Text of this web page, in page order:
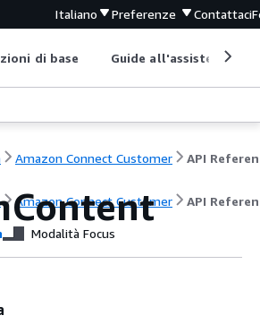
Italiano Preferenze Contattaci
di base Guide all'assistenza
Amazon Connect Customer API
Amazon Connect Customer API
Modalità Focus